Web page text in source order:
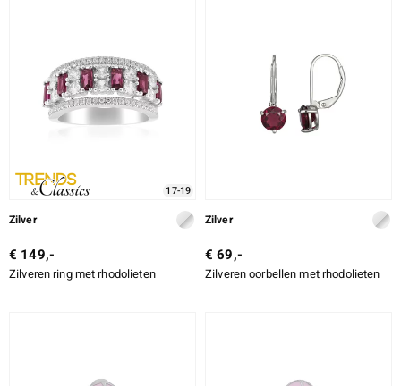
17-19
Zilver
€ 149,-
Zilveren ring met rhodolieten
Zilver
€ 69,-
Zilveren oorbellen met rhodolieten